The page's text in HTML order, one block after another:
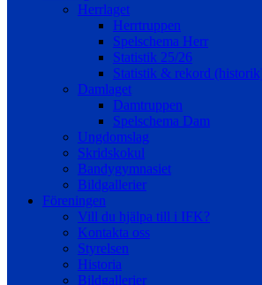
Herrlaget
Herrtruppen
Spelschema Herr
Statistik 25/26
Statistik & rekord
Damlaget
Damtruppen
Spelschema Dam
Ungdomslag
Skridskokul
Bandygymnasiet
Bildgallerier
Föreningen
Vill du hjälpa till i IFK?
Kontakta oss
Styrelsen
Historia
Bildgallerier